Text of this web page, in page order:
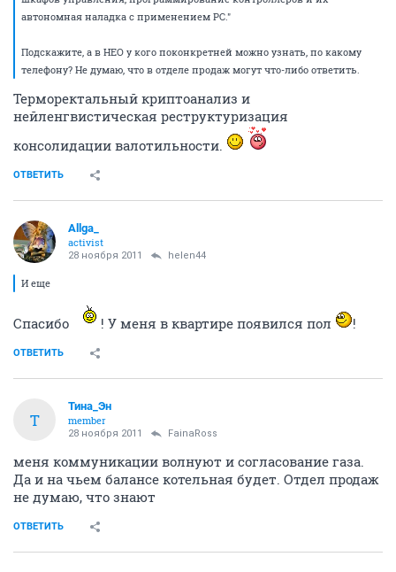
автономная наладка с применением РС."
Подскажите, а в НЕО у кого поконкретней можно узнать, по какому
телефону? Не думаю, что в отделе продаж могут что-либо ответить.
Терморектальный криптоанализ и
нейленгвистическая реструктуризация
консолидации валотильности.
ОТВЕТИТЬ
Allga_
activist
28 ноября 2011 helen44
И еще
Спасибо ! У меня в квартире появился пол !
ОТВЕТИТЬ
Т
Тина_Эн
member
28 ноября 2011 FainaRoss
меня коммуникации волнуют и согласование газа.
Да и на чьем балансе котельная будет. Отдел продаж
не думаю, что знают
ОТВЕТИТЬ